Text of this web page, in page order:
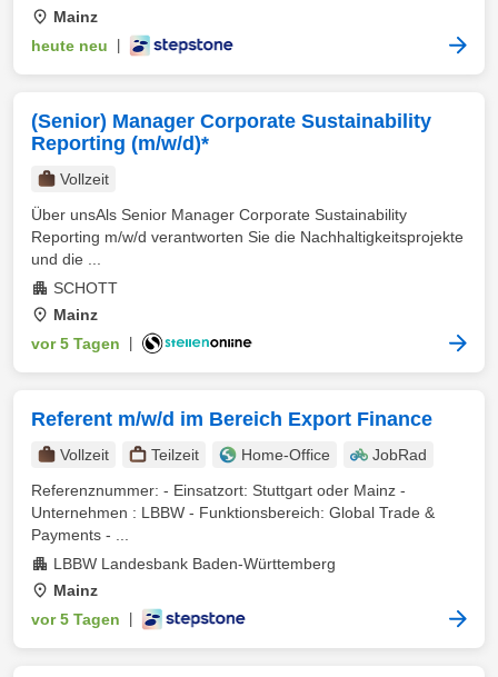
Mainz
heute neu
(Senior) Manager Corporate Sustainability
Reporting (m/w/d)*
Vollzeit
Über unsAls Senior Manager Corporate Sustainability
Reporting m/w/d verantworten Sie die Nachhaltigkeitsprojekte
und die ...
SCHOTT
Mainz
vor 5 Tagen
Referent m/w/d im Bereich Export Finance
Vollzeit Teilzeit Home-Office
JobRad
Referenznummer: - Einsatzort: Stuttgart oder Mainz -
Unternehmen : LBBW - Funktionsbereich: Global Trade &
Payments - ...
LBBW Landesbank Baden-Württemberg
Mainz
vor 5 Tagen